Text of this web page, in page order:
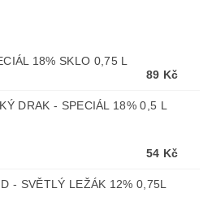
18% SKLO 0,75 L
89 Kč
DRAK - SPECIÁL 18% 0,5 L
54 Kč
- SVĚTLÝ LEŽÁK 12% 0,75L